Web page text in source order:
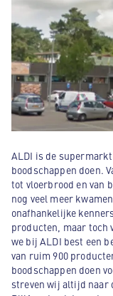
ALDI is de
boodschappen doen.
tot vloerbrood en van
nog veel meer
onafhankelijke
producten, maar toch
we bij ALDI best een
van ruim 900
boodschappen doen
streven wij altijd